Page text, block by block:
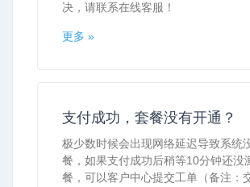
决，请联系在线客服！
更多 »
支付成功，套餐没有开通？
极少数时候会出现网络延迟导致系统
餐，如果支付成功后稍等10分钟还没
餐，可以客户中心提交工单（备注：